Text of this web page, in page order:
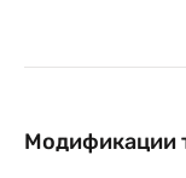
Модификации